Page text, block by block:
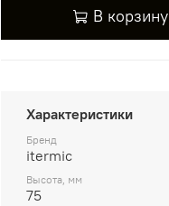
В корзину
Характеристики
Бренд
itermic
Высота, мм
75